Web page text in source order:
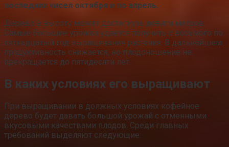
последних чисел октября и по апрель.
Дерево в высоту может достигнуть девяти метров.
Самые большие урожаи удается получить с восьмого по
пятнадцатый год выращивания растения. В дальнейшем
продуктивность снижается, но плодоношение не
прекращается до пятидесяти лет.
В каких условиях его выращивают
При выращивании в должных условиях кофейное
дерево будет давать большой урожай с отменными
вкусовыми качествами плодов. Среди главных
требований выделяют следующие: